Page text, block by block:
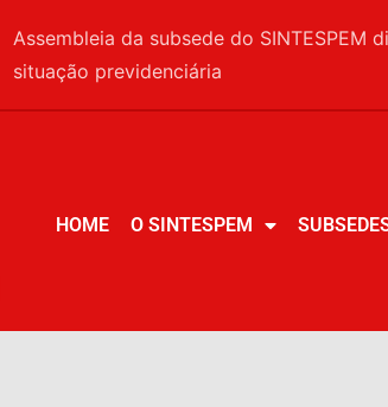
Assembleia da subsede do
situação previdenciária
HOME O SINTESPEM